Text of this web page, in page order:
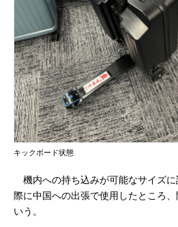
キックボード状態
機内への持ち込みが可能なサイズ
際に中国への出張で使用したところ
いう。